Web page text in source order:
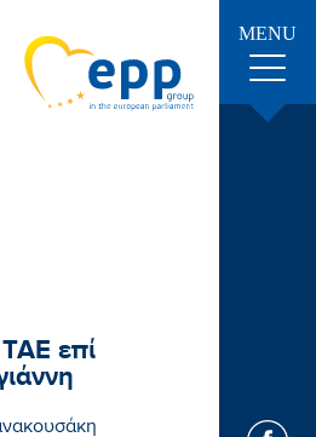
MENU
επί